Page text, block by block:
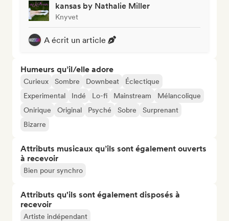
kansas by Nathalie Miller
Knyvet
A écrit un article
Humeurs qu’il/elle adore
Curieux Sombre Downbeat
Éclectique
Experimental
Indé Lo-fi Mainstream
Mélancolique
Onirique
Original Psyché Sobre
Surprenant
Bizarre
Attributs musicaux qu’ils sont également ouverts
à recevoir
Bien pour synchro
Attributs qu'ils sont également disposés à
recevoir
Artiste indépendant